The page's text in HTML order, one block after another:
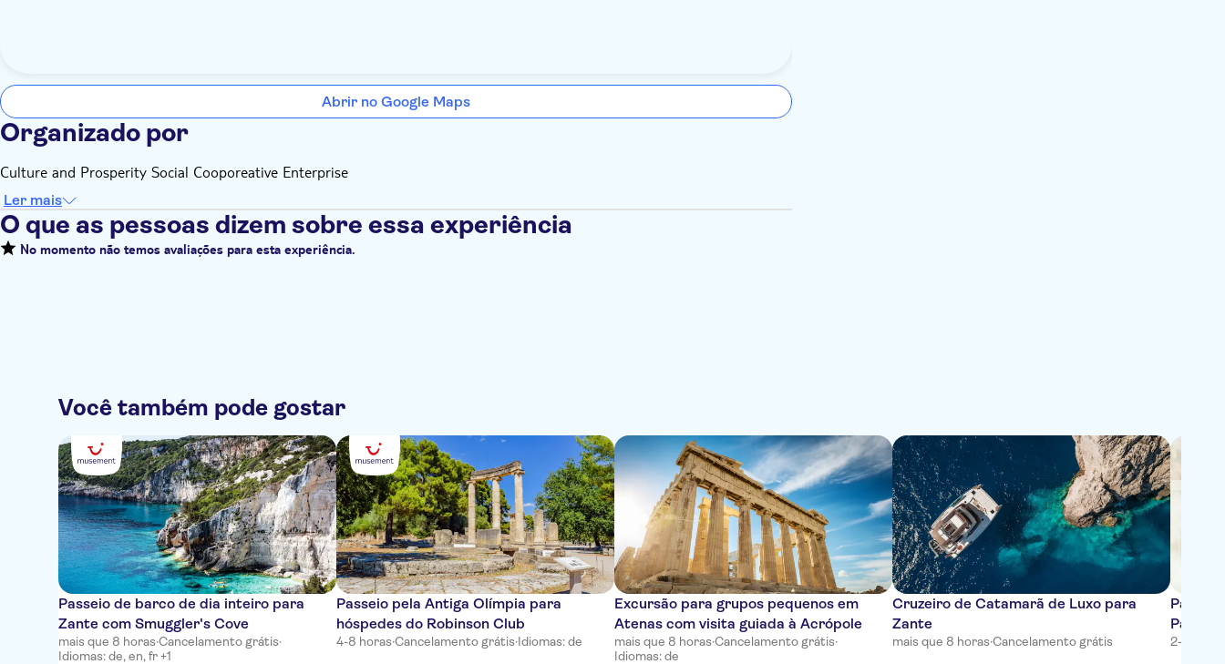
Abrir no Google Maps
Organizado por
Culture and Prosperity Social Cooporeative Enterprise
Ler mais
O que as pessoas dizem sobre essa experiência
No momento não temos avaliações para esta experiência.
Você também pode gostar
Passeio de barco de dia inteiro para
Zante com Smuggler's Cove
mais que 8 horas·Cancelamento grátis·
Idiomas: de, en, fr +1
Passeio pela Antiga Olímpia para
hóspedes do Robinson Club
4-8 horas·Cancelamento grátis·Idiomas: de
Excursão para grupos pequenos em
Atenas com visita guiada à Acrópole
mais que 8 horas·Cancelamento grátis·
Idiomas: de
Cruzeiro de Catamarã de Luxo para
Zante
mais que 8 horas·Cancelamento grátis
Patras
2-4 horas